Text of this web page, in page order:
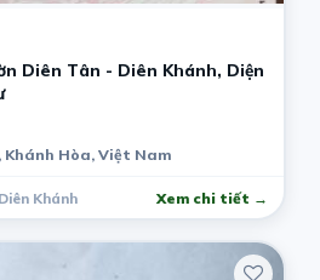
Diên Tân - Diên Khánh, Diện
Khánh Hòa, Việt Nam
Khánh Xem chi tiết →